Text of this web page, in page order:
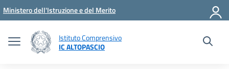
Vai ai contenuti
Vai al menu di navigazione
Vai al footer
Ministero dell'Istruzione e del Merito
Istituto Comprensivo
IC ALTOPASCIO